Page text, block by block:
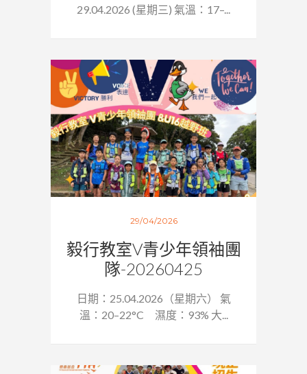
29.04.2026 (星期三) 氣溫：17–...
29/04/2026
毅行教室V青少年領袖團
隊-20260425
日期：25.04.2026（星期六） 氣
溫：20–22°C 濕度：93% 大...